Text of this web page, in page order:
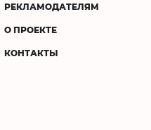
РЕКЛАМОДАТЕЛЯМ
О ПРОЕКТЕ
КОНТАКТЫ